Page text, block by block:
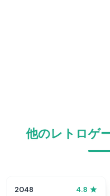
他のレトロゲ
2048 4.8